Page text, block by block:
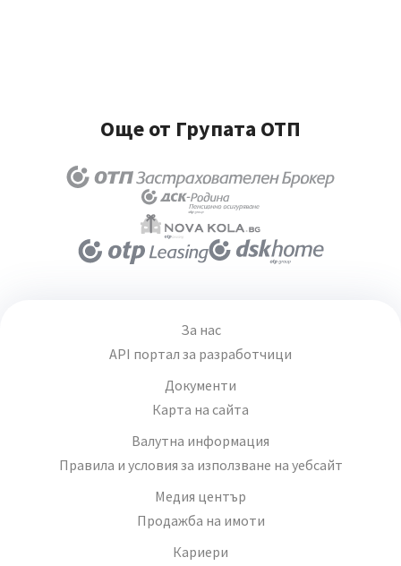
Още от Групата ОТП
За нас
API портал за разработчици
Документи
Карта на сайта
Валутна информация
Правила и условия за използване на уебсайт
Медия център
Продажба на имоти
Кариери